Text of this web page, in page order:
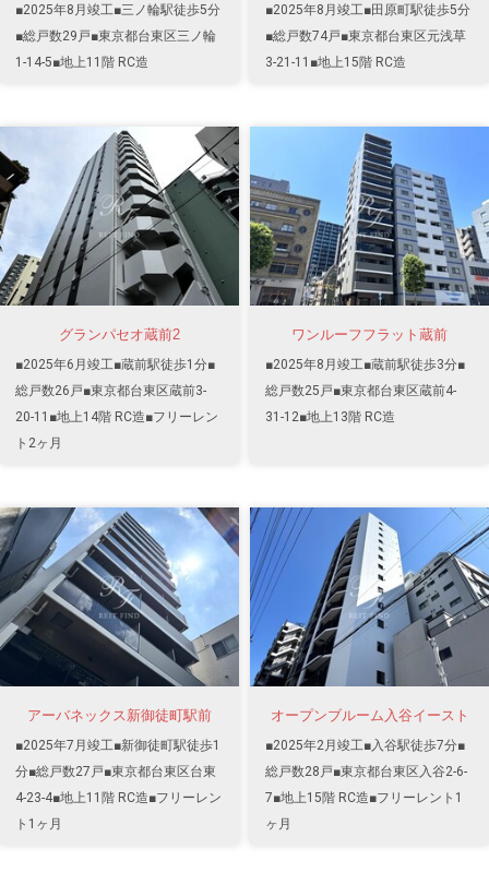
■2025年8月竣工■三ノ輪駅徒歩5分
■総戸数29戸■東京都台東区三ノ輪
1-14-5■地上11階 RC造
■2025年8月竣工■田原町駅徒歩5分
■総戸数74戸■東京都台東区元浅草
3-21-11■地上15階 RC造
グランパセオ蔵前2
■2025年6月竣工■蔵前駅徒歩1分■
総戸数26戸■東京都台東区蔵前3-
20-11■地上14階 RC造■フリーレン
ト2ヶ月
ワンルーフフラット蔵前
■2025年8月竣工■蔵前駅徒歩3分■
総戸数25戸■東京都台東区蔵前4-
31-12■地上13階 RC造
アーバネックス新御徒町駅前
■2025年7月竣工■新御徒町駅徒歩1
分■総戸数27戸■東京都台東区台東
4-23-4■地上11階 RC造■フリーレン
ト1ヶ月
オープンブルーム入谷イースト
■2025年2月竣工■入谷駅徒歩7分■
総戸数28戸■東京都台東区入谷2-6-
7■地上15階 RC造■フリーレント1
ヶ月